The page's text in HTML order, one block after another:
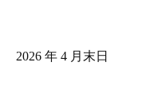
2026 年 4 月末日